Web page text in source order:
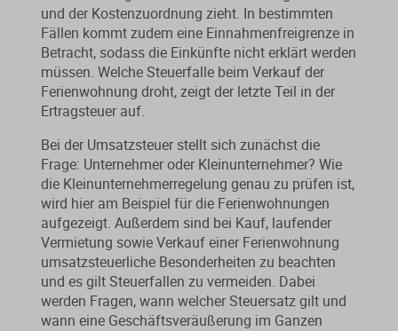
und der Kostenzuordnung zieht. In bestimmten
Fällen kommt zudem eine Einnahmenfreigrenze in
Betracht, sodass die Einkünfte nicht erklärt werden
müssen. Welche Steuerfalle beim Verkauf der
Ferienwohnung droht, zeigt der letzte Teil in der
Ertragsteuer auf.
Bei der Umsatzsteuer stellt sich zunächst die
Frage: Unternehmer oder Kleinunternehmer? Wie
die Kleinunternehmerregelung genau zu prüfen ist,
wird hier am Beispiel für die Ferienwohnungen
aufgezeigt. Außerdem sind bei Kauf, laufender
Vermietung sowie Verkauf einer Ferienwohnung
umsatzsteuerliche Besonderheiten zu beachten
und es gilt Steuerfallen zu vermeiden. Dabei
werden Fragen, wann welcher Steuersatz gilt und
wann eine Geschäftsveräußerung im Ganzen